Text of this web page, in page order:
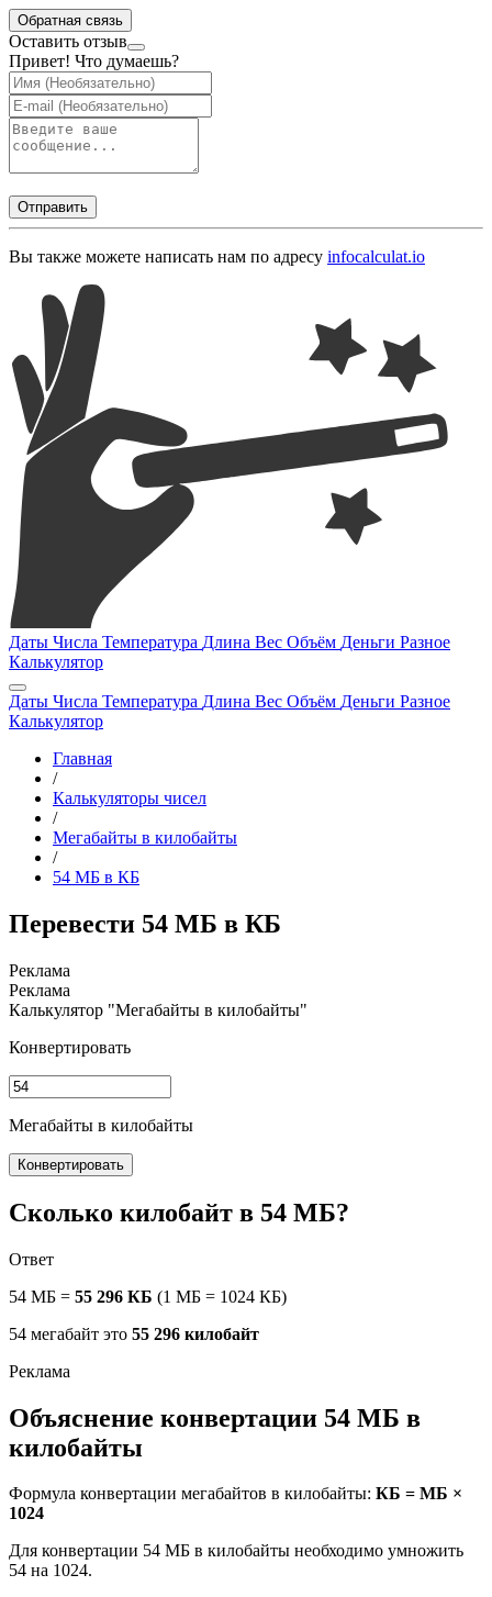
Обратная связь
Оставить отзыв
Привет! Что думаешь?
Отправить
Вы также можете написать нам по адресу infocalculat.io
Даты Числа Температура Длина Вес Объём Деньги Разное
Калькулятор
Даты Числа Температура Длина Вес Объём Деньги Разное
Калькулятор
Главная
/
Калькуляторы чисел
/
Мегабайты в килобайты
/
54 МБ в КБ
Перевести 54 МБ в КБ
Калькулятор "Мегабайты в килобайты"
Конвертировать
Мегабайты в килобайты
Конвертировать
Сколько килобайт в 54 МБ?
Ответ
54 МБ = 55 296 КБ (1 МБ = 1024 КБ)
54 мегабайт это 55 296 килобайт
Объяснение конвертации 54 МБ в
килобайты
Формула конвертации мегабайтов в килобайты: КБ = МБ ×
1024
Для конвертации 54 МБ в килобайты необходимо умножить
54 на 1024.